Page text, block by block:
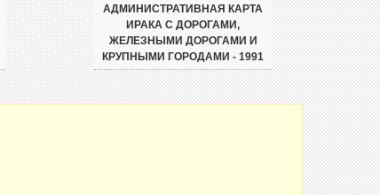
АДМИНИСТРАТИВНАЯ КАРТА
ИРАКА С ДОРОГАМИ,
ЖЕЛЕЗНЫМИ ДОРОГАМИ И
КРУПНЫМИ ГОРОДАМИ - 1991